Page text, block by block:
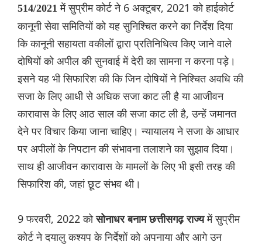
514/2021में सुप्रीम कोर्ट ने 6 अक्टूबर, 2021 को हाईकोर्ट
कानूनी सेवा समितियों को यह सुनिश्चित करने का निर्देश दिया
कि कानूनी सहायता वकीलों द्वारा प्रतिनिधित्व किए जाने वाले
दोषियों को अपील की सुनवाई में देरी का सामना न करना पड़े।
इसने यह भी सिफारिश की कि जिन दोषियों ने निश्चित अवधि की
सजा के लिए आधी से अधिक सजा काट ली है या आजीवन
कारावास के लिए आठ साल की सजा काट ली है, उन्हें जमानत
देने पर विचार किया जाना चाहिए। न्यायालय ने सजा के आधार
पर अपीलों के निपटान की संभावना तलाशने का सुझाव दिया।
साथ ही आजीवन कारावास के मामलों के लिए भी इसी तरह की
सिफारिश की, जहां छूट संभव थी।
9 फरवरी, 2022 कोसोनाधर बनाम छत्तीसगढ़ राज्यमें सुप्रीम
कोर्ट ने दयालु कश्यप के निर्देशों को अपनाया और आगे उन